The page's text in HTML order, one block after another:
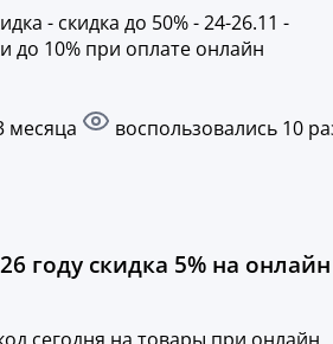
- скидка до 50% - 24-26.11 -
до 10% при оплате онлайн
месяца
воспользовались 10
году скидка 5% на онлайн